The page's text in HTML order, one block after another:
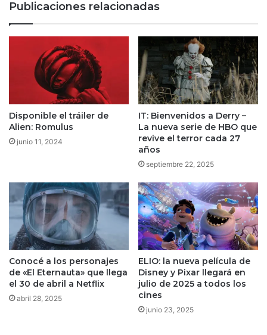
Air
e
iPad
Publicaciones relacionadas
Disponible el tráiler de
Alien: Romulus
junio 11, 2024
IT: Bienvenidos a Derry –
La nueva serie de HBO que
revive el terror cada 27
años
septiembre 22, 2025
Conocé a los personajes
de «El Eternauta» que llega
el 30 de abril a Netflix
abril 28, 2025
ELIO: la nueva película de
Disney y Pixar llegará en
julio de 2025 a todos los
cines
junio 23, 2025